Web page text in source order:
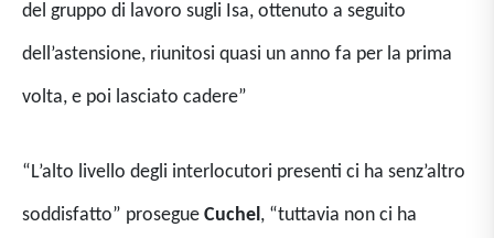
del gruppo di lavoro sugli Isa, ottenuto a seguito
dell’astensione, riunitosi quasi un anno fa per la prima
volta, e poi lasciato cadere”
“L’alto livello degli interlocutori presenti ci ha senz’altro
soddisfatto” prosegue Cuchel, “tuttavia non ci ha